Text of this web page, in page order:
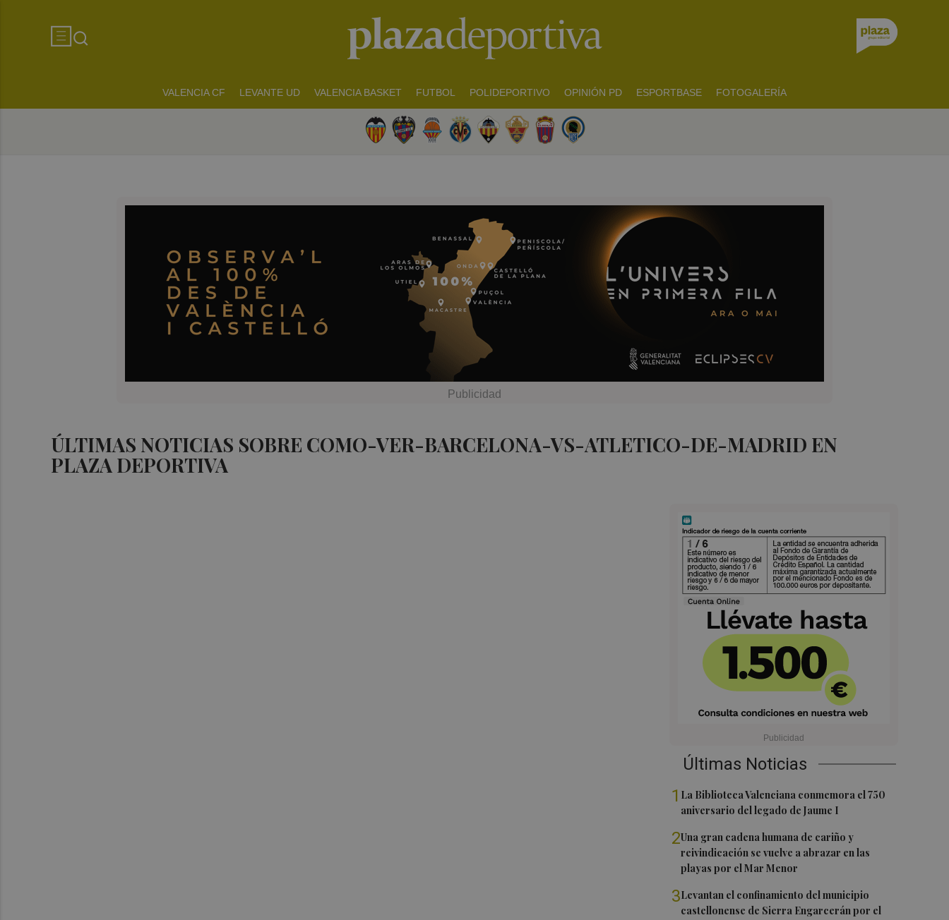
VALENCIA CF LEVANTE UD VALENCIA BASKET FUTBOL POLIDEPORTIVO OPINIÓN PD ESPORTBASE FOTOGALERÍA
ÚLTIMAS NOTICIAS SOBRE COMO-VER-BARCELONA-VS-ATLETICO-DE-MADRID EN
PLAZA DEPORTIVA
Últimas Noticias
1 La Biblioteca Valenciana conmemora el 750
aniversario del legado de Jaume I
2Una gran cadena humana de cariño y
reivindicación se vuelve a abrazar en las
playas por el Mar Menor
3Levantan el confinamiento del municipio
castellonense de Sierra Engarcerán por el